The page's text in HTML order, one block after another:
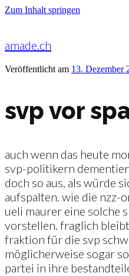
Zum Inhalt springen
amade.ch
Veröffentlicht am 13. Dezember
svp vor
auch wenn das heute
svp-politikern
doch so aus, als würde
aufspalten. wie die nzz-
ueli maurer eine solche
vorstellen. fraglich
fraktion für die svp
möglicherweise sogar
partei in ihre